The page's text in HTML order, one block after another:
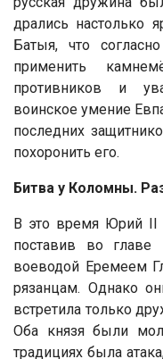
дрались настолько
Батыя, что
применить
противников и
воинское умение
последних
похоронить его.
Битва у Коломны.
В это время Юрий II
поставив во
воеводой Еремеем
рязанцам. Однако
встретила только
Оба князя были
традициях была